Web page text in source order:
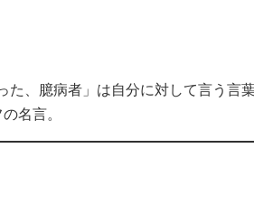
、臆病者」は自分に対して言う言
名言。